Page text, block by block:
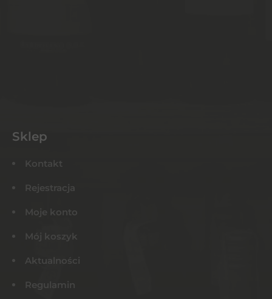
Sklep
Kontakt
Rejestracja
Moje konto
Mój koszyk
Aktualności
Regulamin